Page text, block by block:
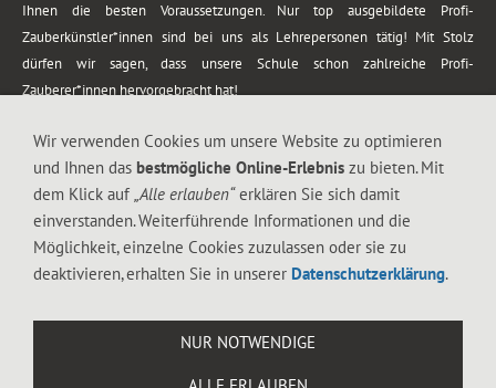
Ihnen die besten Voraussetzungen. Nur top ausgebildete Profi-
Zauberkünstler*innen sind bei uns als Lehrepersonen tätig! Mit Stolz
dürfen wir sagen, dass unsere Schule schon zahlreiche Profi-
Zauberer*innen hervorgebracht hat!
vom Kinderprogramm bis zur Tischzauberei. Lassen Sie sich faszinieren von
meiner Zauber-Sprech-Show, angerührt mit sprachlichen Sequenzen,
gewürzt mit Gags und visuellen Illusionen wie Kaninchen, Vasen, Seilen,
Wir verwenden Cookies um unsere Website zu optimieren
und Ihnen das bestmögliche Online-Erlebnis zu bieten. Mit
dem Klick auf „Alle erlauben“erklären Sie sich damit
einverstanden. Weiterführende Informationen und die
Möglichkeit, einzelne Cookies zuzulassen oder sie zu
deaktivieren, erhalten Sie in unserer Datenschutzerklärung.
NUR NOTWENDIGE